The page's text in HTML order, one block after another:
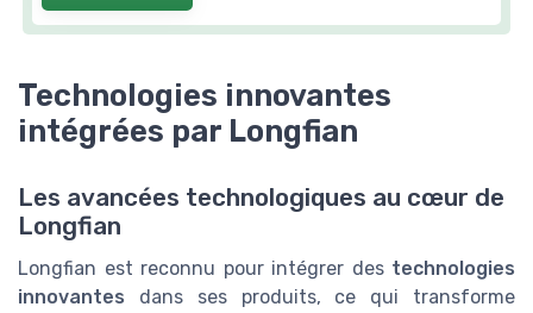
Technologies innovantes
intégrées par Longfian
Les avancées technologiques au cœur de
Longfian
Longfian est reconnu pour intégrer des technologies
innovantes dans ses produits, ce qui transforme